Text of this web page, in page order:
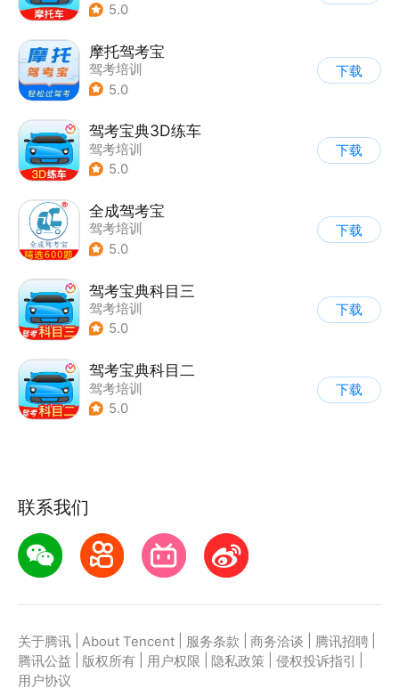
5.0
摩托驾考宝
驾考培训
5.0
下载
驾考宝典3D练车
驾考培训
5.0
下载
全成驾考宝
驾考培训
5.0
下载
驾考宝典科目三
驾考培训
5.0
下载
驾考宝典科目二
驾考培训
5.0
下载
联系我们
关于腾讯 About Tencent 服务条款 商务洽谈 腾讯招聘
腾讯公益
版权所有 用户权限 隐私政策 侵权投诉指引
用户协议